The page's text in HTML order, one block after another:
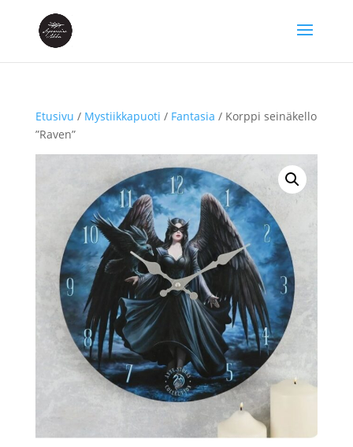
Etusivu / Mystiikkapuoti / Fantasia / Korppi seinäkello
”Raven”